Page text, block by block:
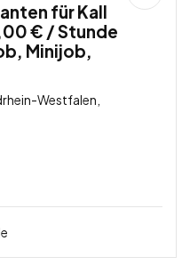
für Kall
€ / Stunde
Minijob,
Westfalen,